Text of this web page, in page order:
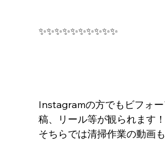
✨✨✨✨✨✨✨✨✨✨
Instagramの方でもビフォ
稿、リール等が観られます！
そちらでは清掃作業の動画